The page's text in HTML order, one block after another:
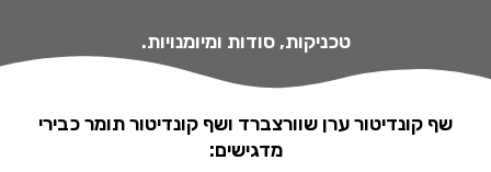
טכניקות, סודות ומיומנויות.
שף קונדיטור ערן שוורצברד ושף קונדיטור תומר כבירי
מדגישים: